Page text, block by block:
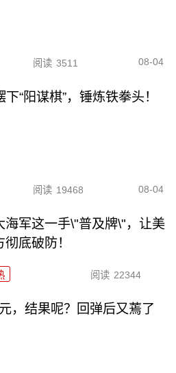
阅读 3511 08-04
“阳谋棋”，锤炼铁拳头！
阅读 19468 08-04
海军这一手\"普及牌\"，让美
彻底破防！
阅读 22344
，结果呢？回弹后又蔫了